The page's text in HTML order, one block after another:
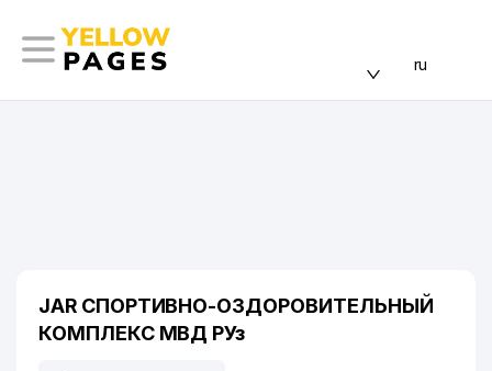
ru
JAR СПОРТИВНО-ОЗДОРОВИТЕЛЬНЫЙ
КОМПЛЕКС МВД РУз